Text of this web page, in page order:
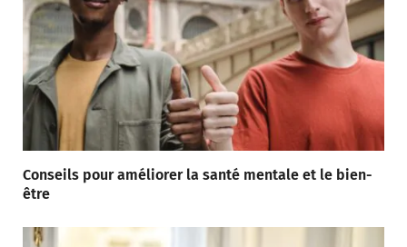
Conseils pour améliorer la santé mentale et le bien-
être